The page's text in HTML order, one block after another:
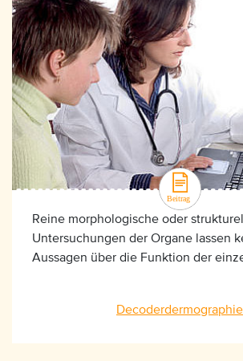
Reine morphologische oder
Untersuchungen der Organe lassen
Aussagen über die Funktion der
Decoderdermographie